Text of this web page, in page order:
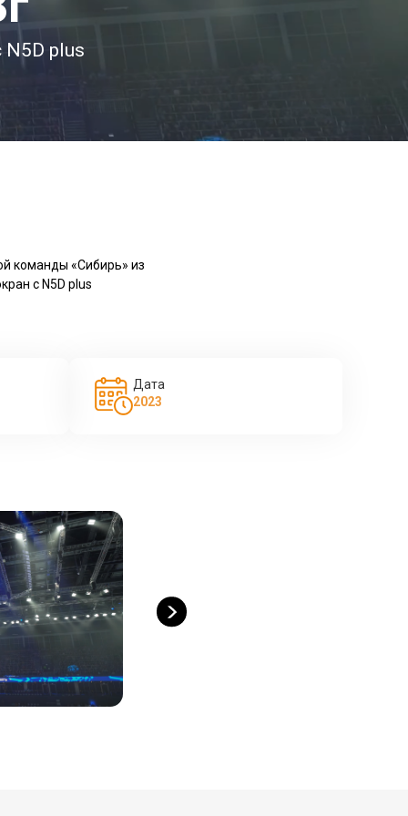
plus
команды «Сибирь» из
с N5D plus
Дата
2023